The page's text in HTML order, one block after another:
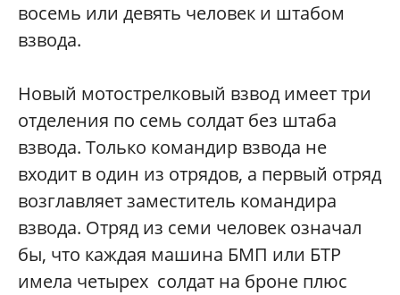
восемь или девять человек и штабом
взвода.
Новый мотострелковый взвод имеет три
отделения по семь солдат без штаба
взвода. Только командир взвода не
входит в один из отрядов, а первый отряд
возглавляет заместитель командира
взвода. Отряд из семи человек означал
бы, что каждая машина БМП или БТР
имела четырех солдат на броне плюс